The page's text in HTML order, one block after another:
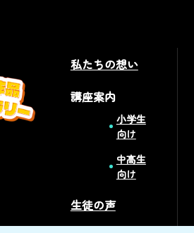
私たちの想い
講座案内
小学生
向け
中高生
向け
生徒の声